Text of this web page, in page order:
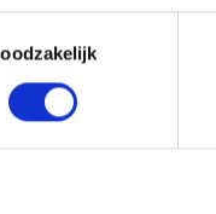
en Tekstlabel.
…